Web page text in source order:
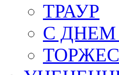
ТРАУР
С